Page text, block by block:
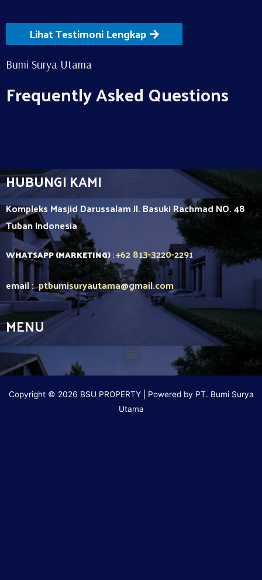
Lihat Testimoni Lengkap
Bumi Surya Utama
Frequently Asked Questions
HUBUNGI KAMI
Kompleks Masjid Darussalam Jl. Basuki Rachmad NO. 48
TubanIndonesia
WHATSAPP (MARKETING):+62 813-3220-2291
email :ptbumisuryautama@gmail.com
MENU
Copyright © 2026 BSU PROPERTY | Powered by PT. Bumi Surya
Utama